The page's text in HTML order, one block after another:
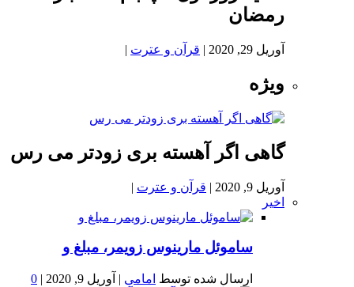
رمضان
آوریل 29, 2020 | قرآن و عترت |
ویژه
گاهی اگر آهسته بری زودتر می رس
آوریل 9, 2020 | قرآن و عترت |
اخیر
ساموئل مارینوس زویمر، مبلغ و
ارسال شده توسط امامی | آوریل 9, 2020 |
0